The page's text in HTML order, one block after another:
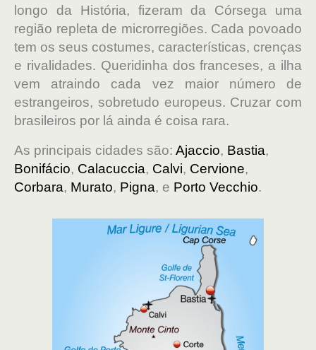
longo da História, fizeram da Córsega uma
região repleta de microrregiões. Cada povoado
tem os seus costumes, características, crenças
e rivalidades. Queridinha dos franceses, a ilha
vem atraindo cada vez maior número de
estrangeiros, sobretudo europeus. Cruzar com
brasileiros por lá ainda é coisa rara.
As principais cidades são: Ajaccio, Bastia,
Bonifácio, Calacuccia, Calvi, Cervione,
Corbara, Murato, Pigna, e Porto Vecchio.